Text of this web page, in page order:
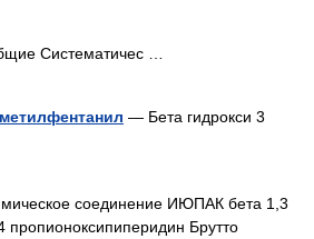
Систематичес …
— Бета гидрокси 3
соединение ИЮПАК бета 1,3
Брутто